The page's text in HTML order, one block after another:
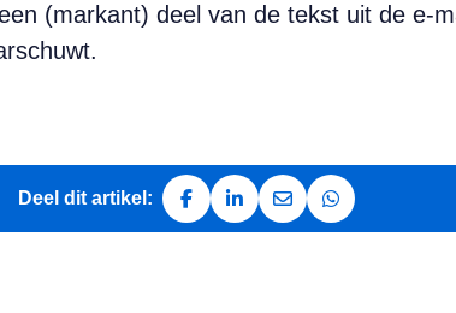
(markant) deel van de tekst uit de e-
Deel dit artikel:
Deel op Facebook
Deel op LinkedIn
Deel via e-mail
Deel via